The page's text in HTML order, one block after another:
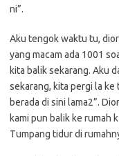
ni”.
Aku tengok waktu tu,
yang macam ada 1001
kita balik sekarang. Aku
sekarang, kita pergi la ke
berada di sini lama2”.
kami pun balik ke rumah
Tumpang tidur di